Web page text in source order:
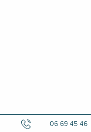
06 69 45 46